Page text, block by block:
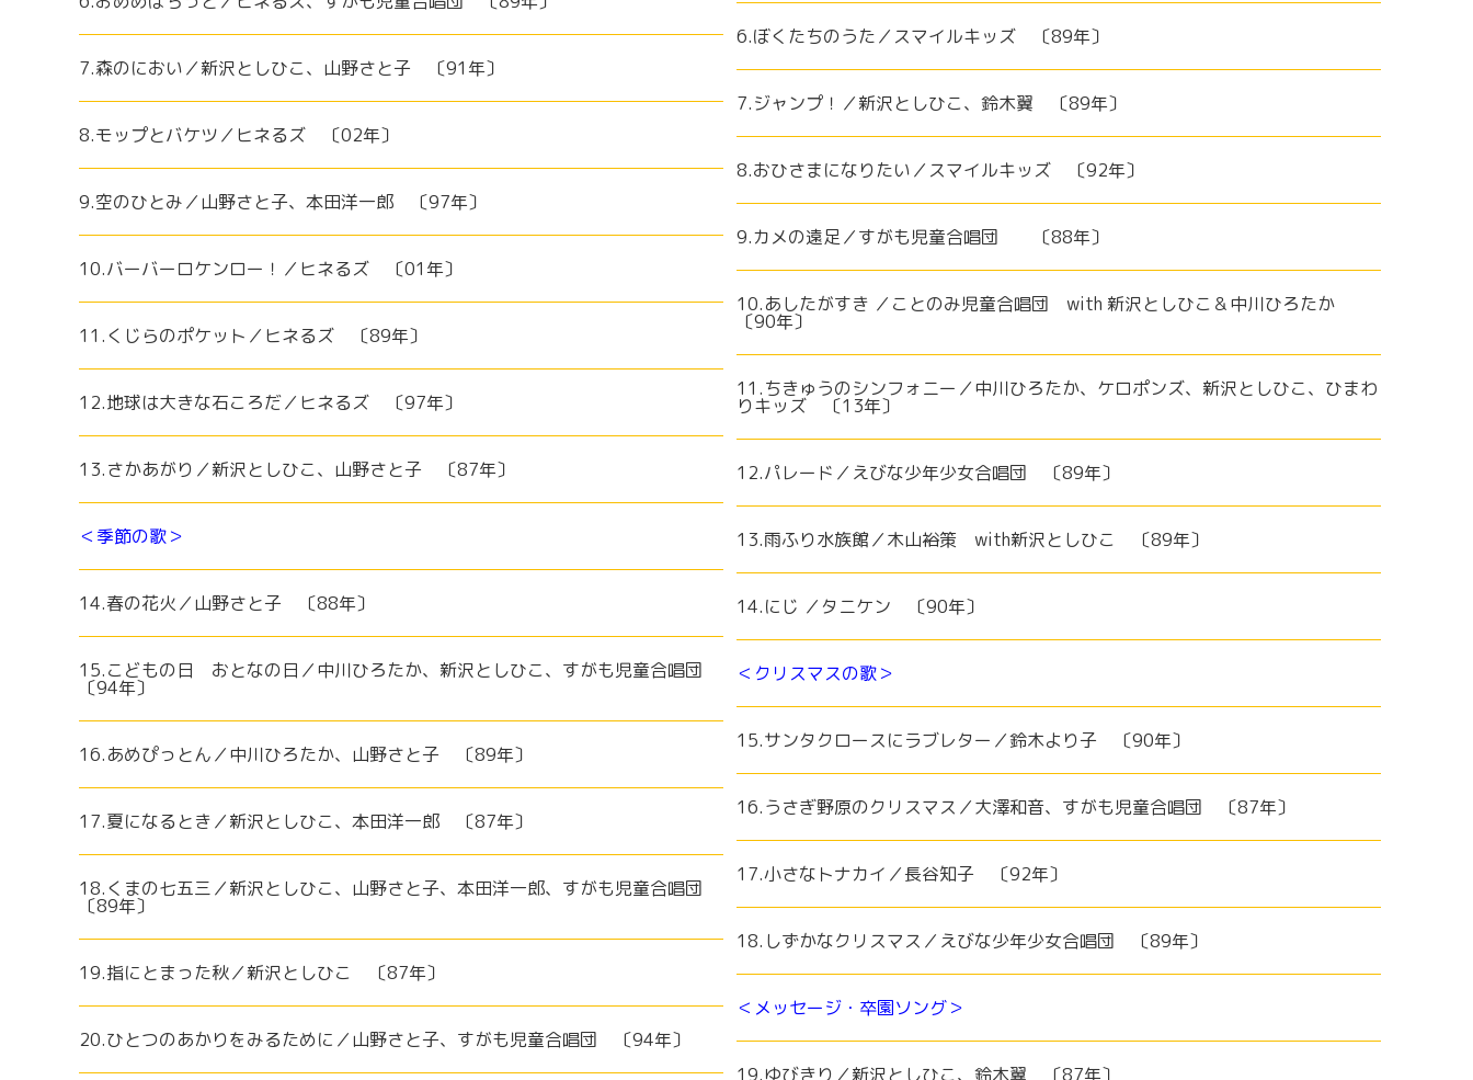
7.森のにおい／新沢としひこ、山野さと子 〔91年〕
8.モップとバケツ／ヒネるズ 〔02年〕
9.空のひとみ／山野さと子、本田洋一郎 〔97年〕
10.バーバーロケンロー！／ヒネるズ 〔01年〕
11.くじらのポケット／ヒネるズ 〔89年〕
12.地球は大きな石ころだ／ヒネるズ 〔97年〕
13.さかあがり／新沢としひこ、山野さと子 〔87年〕
＜季節の歌＞
14.春の花火／山野さと子 〔88年〕
15.こどもの日 おとなの日／中川ひろたか、新沢としひこ、すがも児童合唱団
〔94年〕
16.あめぴっとん／中川ひろたか、山野さと子 〔89年〕
17.夏になるとき／新沢としひこ、本田洋一郎 〔87年〕
18.くまの七五三／新沢としひこ、山野さと子、本田洋一郎、すがも児童合唱団
〔89年〕
19.指にとまった秋／新沢としひこ 〔87年〕
20.ひとつのあかりをみるために／山野さと子、すがも児童合唱団 〔94年〕
6.ぼくたちのうた／スマイルキッズ 〔89年〕
7.ジャンプ！／新沢としひこ、鈴木翼 〔89年〕
8.おひさまになりたい／スマイルキッズ 〔92年〕
9.カメの遠足／すがも児童合唱団 〔88年〕
10.あしたがすき ／ことのみ児童合唱団 with 新沢としひこ＆中川ひろたか
〔90年〕
11.ちきゅうのシンフォニー／中川ひろたか、ケロポンズ、新沢としひこ、ひまわ
りキッズ 〔13年〕
12.パレード／えびな少年少女合唱団 〔89年〕
13.雨ふり水族館／木山裕策 with新沢としひこ 〔89年〕
14.にじ ／タニケン 〔90年〕
＜クリスマスの歌＞
15.サンタクロースにラブレター／鈴木より子 〔90年〕
16.うさぎ野原のクリスマス／大澤和音、すがも児童合唱団 〔87年〕
17.小さなトナカイ／長谷知子 〔92年〕
18.しずかなクリスマス／えびな少年少女合唱団 〔89年〕
＜メッセージ・卒園ソング＞
19.ゆびきり／新沢としひこ、鈴木翼 〔87年〕